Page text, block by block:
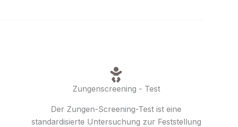
Zungenscreening - Test
Der Zungen-Screening-Test ist eine
standardisierte Untersuchung zur Feststellung